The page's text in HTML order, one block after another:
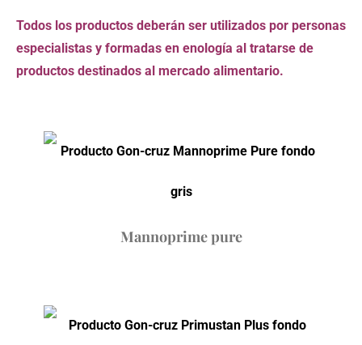
Todos los productos deberán ser utilizados por personas
especialistas y formadas en enología al tratarse de
productos destinados al mercado alimentario.
Mannoprime pure